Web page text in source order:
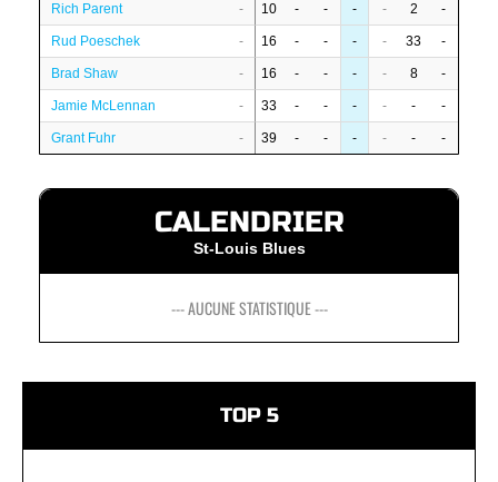
Rich Parent - 10 - - - - 2 -
Rud Poeschek - 16 - - - - 33 -
Brad Shaw - 16 - - - - 8 -
Jamie McLennan - 33 - - - - - -
Grant Fuhr - 39 - - - - - -
CALENDRIER
St-Louis Blues
--- AUCUNE STATISTIQUE ---
TOP 5